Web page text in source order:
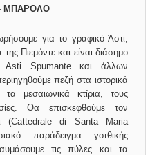
ΜΠΑΡΟΛΟ
για το γραφικό Άστι,
Πιεμόντε και είναι διάσημο
Spumante και άλλων
πεζή στα ιστορικά
μεσαιωνικά κτίρια, τους
Θα επισκεφθούμε τον
(Cattedrale di Santa Maria
παράδειγμα γοτθικής
τις πύλες και τα